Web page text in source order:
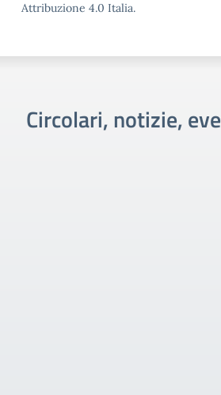
Attribuzione 4.0 Italia.
Circolari, notizie,